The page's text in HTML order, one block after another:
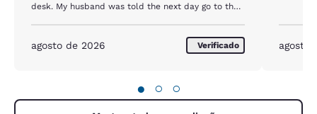
desk. My husband was told the next day go to the
and very uncomfortable. I was told you have
jacuzzi was not maintained well. Pool water was
not clear. Kleenex box had one Kleenex in it. Coffee
agosto de 2026 Verificado agosto
● ○ ○